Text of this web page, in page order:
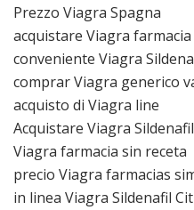
Prezzo Viagra Spagna
acquistare Viagra
conveniente Viagra
comprar Viagra generico
acquisto di Viagra line
Acquistare Viagra
Viagra farmacia sin receta
precio Viagra farmacias
in linea Viagra Sildenafil